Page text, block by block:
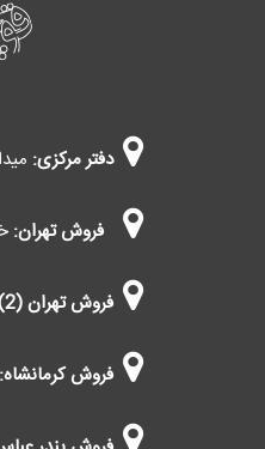
دفتر مرکزی:
فروش تهران:
فروش تهران (2):
فروش کرمانشاه: